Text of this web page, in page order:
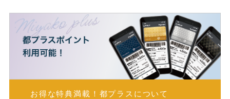
お得な特典満載！ 都プラスについて